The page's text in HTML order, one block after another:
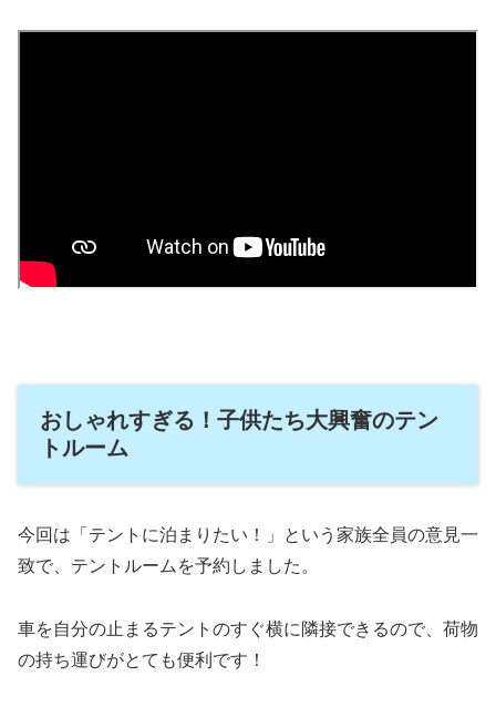
おしゃれすぎる！子供たち大興奮のテン
トルーム
今回は「テントに泊まりたい！」という家族全員の意見一
致で、テントルームを予約しました。
車を自分の止まるテントのすぐ横に隣接できるので、荷物
の持ち運びがとても便利です！